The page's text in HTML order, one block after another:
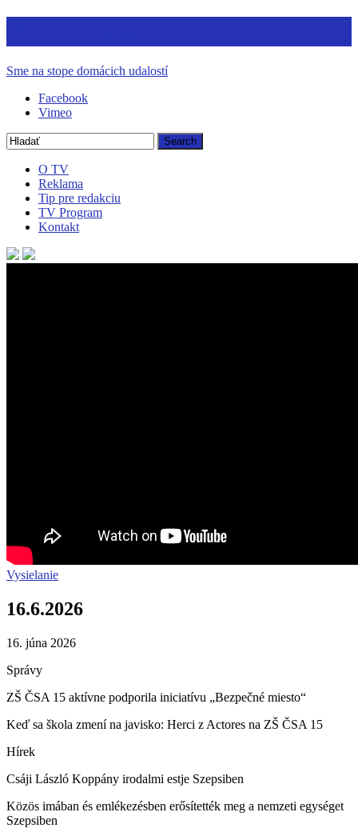
Sme na stope domácich udalostí
Facebook
Vimeo
O TV
Reklama
Tip pre redakciu
TV Program
Kontakt
Vysielanie
16.6.2026
16. júna 2026
Správy
ZŠ ČSA 15 aktívne podporila iniciatívu „Bezpečné miesto“
Keď sa škola zmení na javisko: Herci z Actores na ZŠ ČSA 15
Hírek
Csáji László Koppány irodalmi estje Szepsiben
Közös imában és emlékezésben erősítették meg a nemzeti egységet
Szepsiben